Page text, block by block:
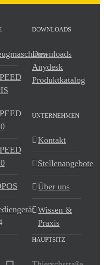
DOWNLOADS
Downloads
Anydesk
Produktkatalog
UNTERNEHMEN
Kontakt
Stellenangebote
Über uns
Wissen &
Praxis
HAUPTSITZ